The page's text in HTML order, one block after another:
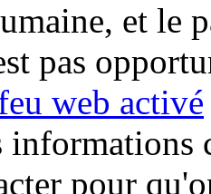
et le
pas
web activé
informations
pour